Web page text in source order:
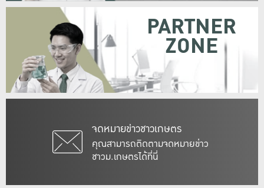
จดหมายข่าวชาวเกษตร
คุณสามารถติดตามจดหมายข่าว
ชาวม.เกษตรได้ที่นี่
PARTNER
ZONE